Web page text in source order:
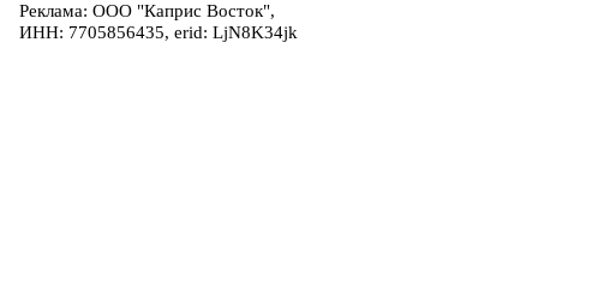
Реклама: ООО "Каприс Восток",
ИНН: 7705856435, erid: LjN8K34jk